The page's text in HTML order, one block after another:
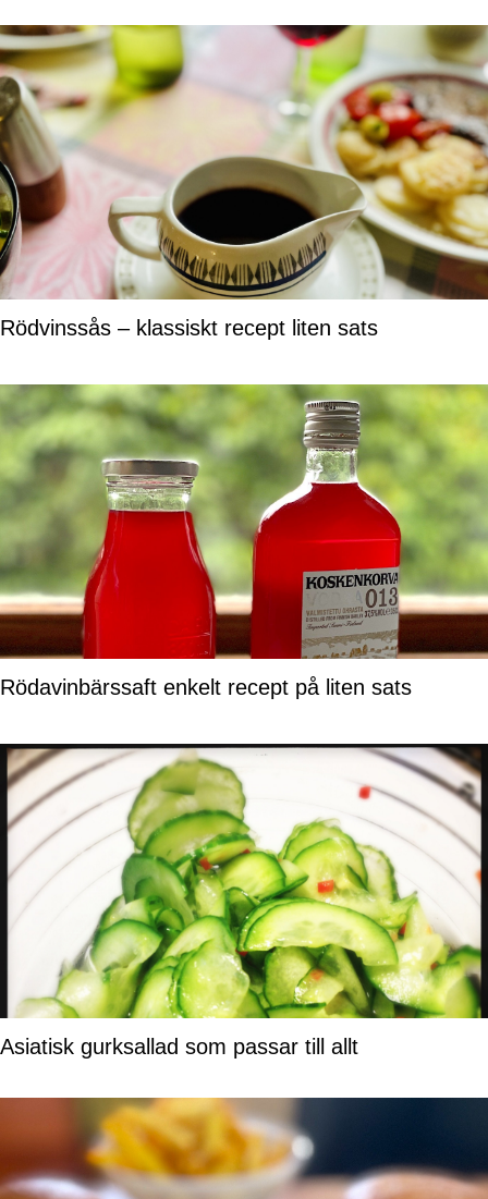
Rödvinssås – klassiskt recept liten sats
Rödavinbärssaft enkelt recept på liten sats
Asiatisk gurksallad som passar till allt